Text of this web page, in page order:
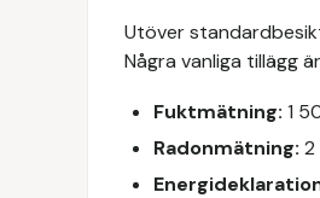
Utöver
Några vanliga tillägg
Fuktmätning: 1
Radonmätning: